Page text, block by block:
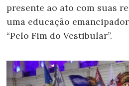
presente ao ato com suas
uma educação
“Pelo Fim do Vestibular”.